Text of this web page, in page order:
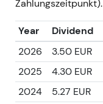
Zahlungszeitpunkt).
Year Dividend
2026
3.50 EUR
2025
4.30 EUR
2024
5.27 EUR